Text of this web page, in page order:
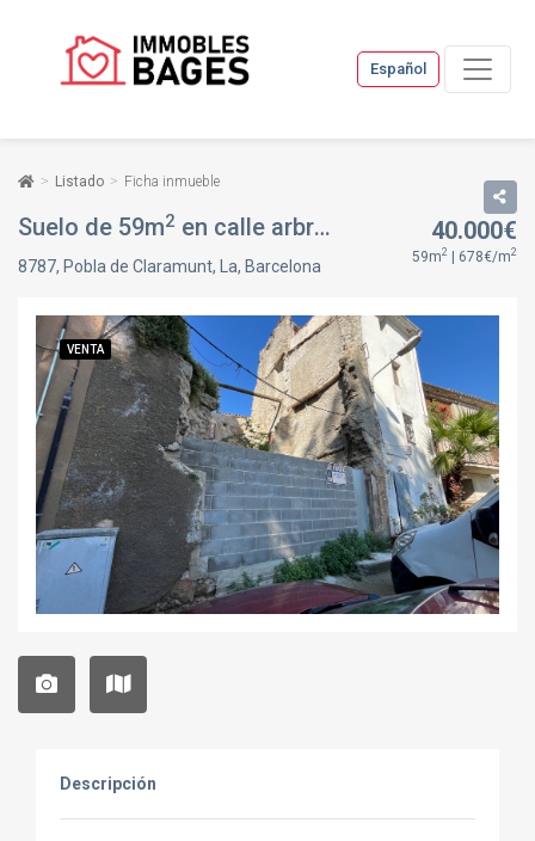
Español
Listado Ficha inmueble
Suelo de 59m2 en calle arbres del papa, 8, en Pobla de Claramunt, La, Barcelona
8787, Pobla de Claramunt, La, Barcelona
40.000€
59m2 | 678€/m2
VENTA
Descripción